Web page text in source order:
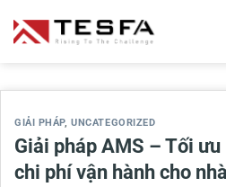
qua
GIẢI PHÁP,UNCATEGORIZED
Giải pháp AMS – Tối
chi phí vận hành cho